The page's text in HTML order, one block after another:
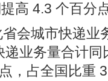
高 4.3 个百分
会城市快递业
递业务量合计
，占全国比重